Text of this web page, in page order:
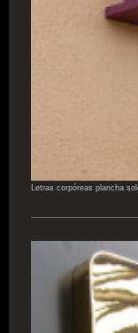
Letras corpóreas plancha